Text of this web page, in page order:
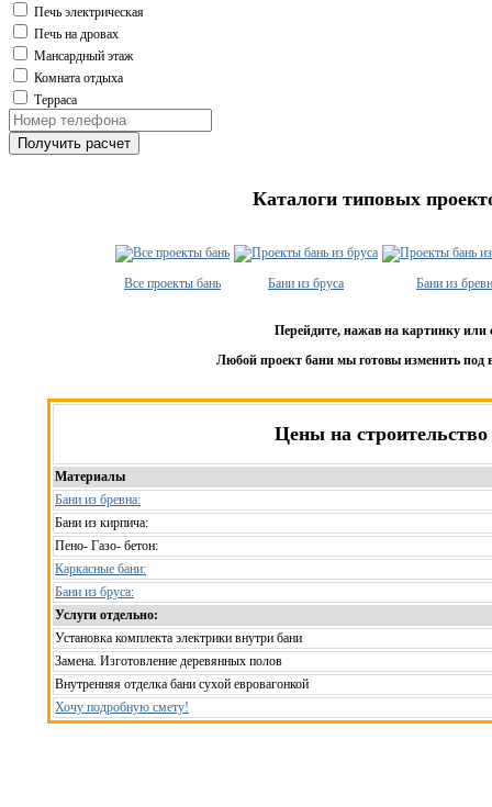
Печь электрическая
Печь на дровах
Мансардный этаж
Комната отдыха
Терраса
Получить расчет
Каталоги типовых
Все проекты бань Бани из бруса Бани из
Перейдите, нажав на картинку или
Любой проект бани мы готовы изменить под
Цены на строительство
Материалы
Бани из бревна:
Бани из кирпича:
Пено- Газо- бетон:
Каркасные бани:
Бани из бруса:
Услуги отдельно:
Установка комплекта электрики внутри бани
Замена. Изготовление деревянных полов
Внутренняя отделка бани сухой евровагонкой
Хочу подробную смету!